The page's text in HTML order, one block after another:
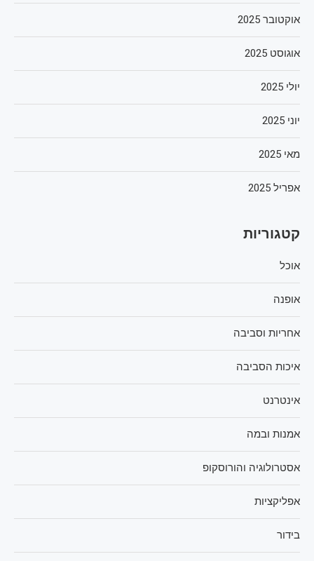
אוקטובר 2025
אוגוסט 2025
יולי 2025
יוני 2025
מאי 2025
אפריל 2025
קטגוריות
אוכל
אופנה
אחריות וסביבה
איכות הסביבה
אינטרנט
אמנות ובמה
אסטרולוגיה והורוסקופ
אפליקציות
בידור